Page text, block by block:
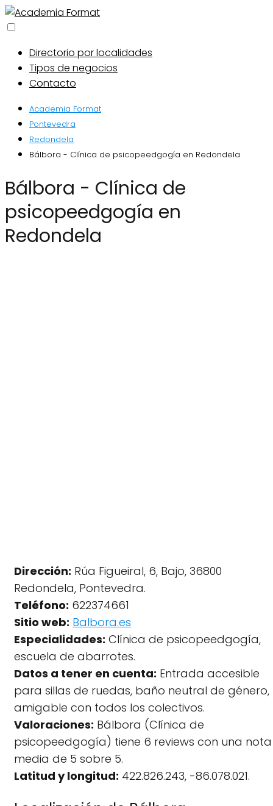
Directorio por localidades
Tipos de negocios
Contacto
Academia Format
Pontevedra
Redondela
Bálbora - Clínica de psicopeedgogía en Redondela
Bálbora - Clínica de
psicopeedgogía en
Redondela
Dirección: Rúa Figueiral, 6, Bajo, 36800
Redondela, Pontevedra.
Teléfono: 622374661
Sitio web: Balbora.es
Especialidades: Clínica de psicopeedgogía,
escuela de abarrotes.
Datos a tener en cuenta: Entrada accesible
para sillas de ruedas, baño neutral de género,
amigable con todos los colectivos.
Valoraciones: Bálbora (Clínica de
psicopeedgogía) tiene 6 reviews con una nota
media de 5 sobre 5.
Latitud y longitud: 422.826.243, -86.078.021.